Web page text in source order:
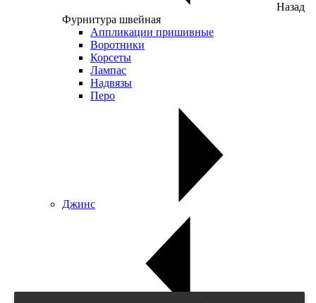
Назад
Фурнитура швейная
Аппликации пришивные
Воротники
Корсеты
Лампас
Надвязы
Перо
Джинс